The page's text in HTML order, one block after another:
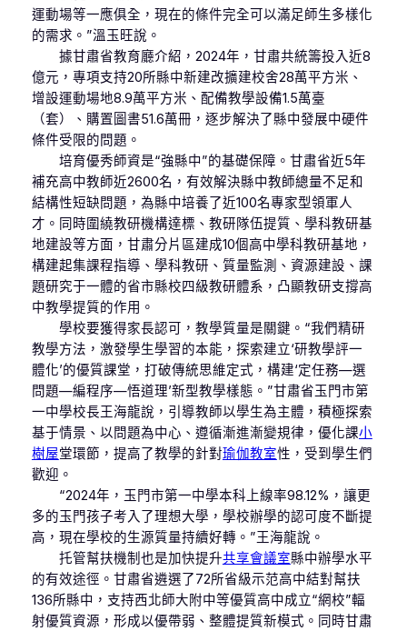
運動場等一應俱全，現在的條件完全可以滿足師生多樣化
的需求。”溫玉旺說。
據甘肅省教育廳介紹，2024年，甘肅共統籌投入近8
億元，專項支持20所縣中新建改擴建校舍28萬平方米、
增設運動場地8.9萬平方米、配備教學設備1.5萬臺
（套）、購置圖書51.6萬冊，逐步解決了縣中發展中硬件
條件受限的問題。
培育優秀師資是“強縣中”的基礎保障。甘肅省近5年
補充高中教師近2600名，有效解決縣中教師總量不足和
結構性短缺問題，為縣中培養了近100名專家型領軍人
才。同時圍繞教研機構達標、教研隊伍提質、學科教研基
地建設等方面，甘肅分片區建成10個高中學科教研基地，
構建起集課程指導、學科教研、質量監測、資源建設、課
題研究于一體的省市縣校四級教研體系，凸顯教研支撐高
中教學提質的作用。
學校要獲得家長認可，教學質量是關鍵。“我們精研
教學方法，激發學生學習的本能，探索建立‘研教學評一
體化’的優質課堂，打破傳統思維定式，構建‘定任務—選
問題—編程序—悟道理’新型教學樣態。”甘肅省玉門市第
一中學校長王海龍說，引導教師以學生為主體，積極探索
基于情景、以問題為中心、遵循漸進漸變規律，優化課小
樹屋堂環節，提高了教學的針對瑜伽教室性，受到學生們
歡迎。
“2024年，玉門市第一中學本科上線率98.12%，讓更
多的玉門孩子考入了理想大學，學校辦學的認可度不斷提
高，現在學校的生源質量持續好轉。”王海龍說。
托管幫扶機制也是加快提升共享會議室縣中辦學水平
的有效途徑。甘肅省遴選了72所省級示范高中結對幫扶
136所縣中，支持西北師大附中等優質高中成立“網校”輻
射優質資源，形成以優帶弱、整體提質新模式。同時甘肅